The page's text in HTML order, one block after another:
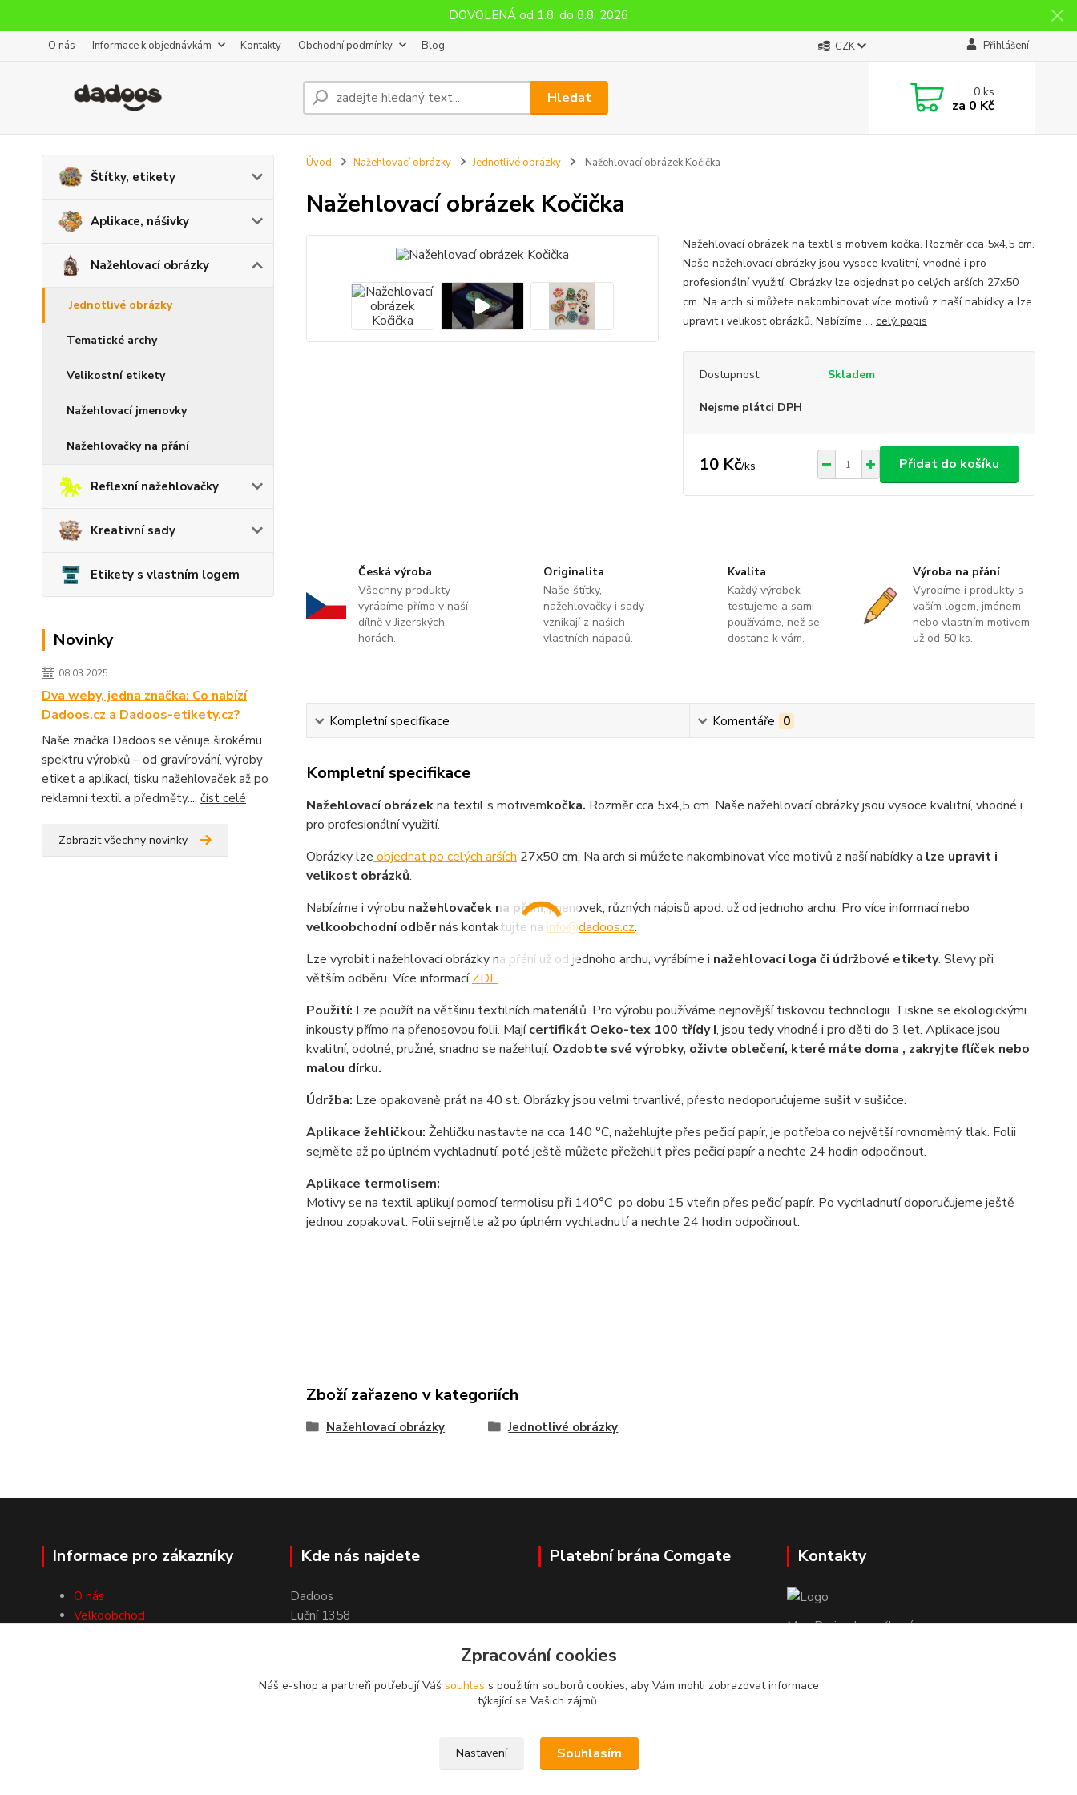
DOVOLENÁ od 1.8. do 8.8. 2026
O nás Informace k objednávkám Kontakty Obchodní podmínky Blog CZK Přihlášení
Hledat 0ks
za 0 Kč
Štítky, etikety
Aplikace, nášivky
Nažehlovací obrázky
Jednotlivé obrázky
Tematické archy
Velikostní etikety
Nažehlovací jmenovky
Nažehlovačky na přání
Reflexní nažehlovačky
Kreativní sady
Etikety s vlastním logem
Novinky
08.03.2025
Dva weby, jedna značka: Co nabízí
Dadoos.cz a Dadoos-etikety.cz?
Naše značka Dadoos se věnuje širokému
spektru výrobků – od gravírování, výroby
etiket a aplikací, tisku nažehlovaček až po
reklamní textil a předměty.... číst celé
Zobrazit všechny novinky
Úvod Nažehlovací obrázky Jednotlivé obrázky Nažehlovací obrázek Kočička
Nažehlovací obrázek Kočička
Nažehlovací obrázek na textil s motivem kočka. Rozměr cca 5x4,5 cm.
Naše nažehlovací obrázky jsou vysoce kvalitní, vhodné i pro
profesionální využití. Obrázky lze objednat po celých arších 27x50
cm. Na arch si můžete nakombinovat více motivů z naší nabídky a lze
upravit i velikost obrázků. Nabízíme ... celý popis
Dostupnost Skladem
Nejsme plátci DPH
10 Kč/ks Přidat do košíku
Česká výroba
Všechny produkty
vyrábíme přímo v naší
dílně v Jizerských
horách.
Originalita
Naše štítky,
nažehlovačky i sady
vznikají z našich
vlastních nápadů.
Kvalita
Každý výrobek
testujeme a sami
používáme, než se
dostane k vám.
Výroba na přání
Vyrobíme i produkty s
vaším logem, jménem
nebo vlastním motivem
už od 50 ks.
Kompletní specifikace Komentáře 0
Kompletní specifikace
Nažehlovací obrázekna textil s motivemkočka. Rozměr cca 5x4,5 cm. Naše nažehlovací obrázky jsou vysoce kvalitní, vhodné i
pro profesionální využití.
Obrázky lze objednat po celých arších 27x50 cm. Na arch si můžete nakombinovat více motivů z naší nabídky a lze upravit i
velikost obrázků.
Nabízíme i výrobu nažehlovaček na přání, jmenovek, různých nápisů apod. už od jednoho archu. Pro více informací nebo
velkoobchodní odběrnás kontaktujte na info@dadoos.cz.
Lze vyrobit i nažehlovací obrázky na přání už od jednoho archu, vyrábíme i nažehlovací loga či údržbové etikety. Slevy při
větším odběru. Více informacíZDE.
Použití: Lze použít na většinu textilních materiálů. Pro výrobu používáme nejnovější tiskovou technologii. Tiskne se ekologickými
inkousty přímo na přenosovou folii. Majícertifikát Oeko-tex 100 třídy I, jsou tedy vhodné i pro děti do 3 let. Aplikace jsou
kvalitní, odolné, pružné, snadno se nažehlují. Ozdobte své výrobky, oživte oblečení, které máte doma , zakryjte flíček nebo
malou dírku.
Údržba: Lze opakovaně prát na 40 st. Obrázky jsou velmi trvanlivé, přesto nedoporučujeme sušit v sušičce.
Aplikace žehličkou: Žehličku nastavte na cca 140 °C, nažehlujte přes pečicí papír, je potřeba co největší rovnoměrný tlak. Folii
sejměte až po úplném vychladnutí, poté ještě můžete přežehlit přes pečicí papír a nechte 24 hodin odpočinout.
Aplikace termolisem:
Motivy se na textil aplikují pomocí termolisu při 140°C po dobu 15 vteřin přes pečicí papír. Po vychladnutí doporučujeme ještě
jednou zopakovat. Folii sejměte až po úplném vychladnutí a nechte 24 hodin odpočinout.
Zboží zařazeno v kategoriích
Nažehlovací obrázky Jednotlivé obrázky
Informace pro zákazníky
O nás
Velkoobchod
Kde nás najdete
Dadoos
Luční 1358
Platební brána Comgate Kontakty
Mgr. Darina Janoušková
Zpracování cookies
Náš e-shop a partneři potřebují Váš souhlas s použitím souborů cookies, aby Vám mohli zobrazovat informace
týkající se Vašich zájmů.
Nastavení Souhlasím